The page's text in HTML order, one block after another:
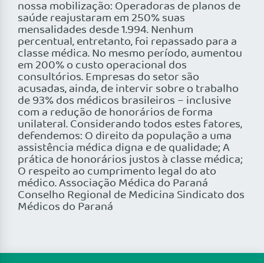
nossa mobilização: Operadoras de planos de
saúde reajustaram em 250% suas
mensalidades desde 1.994. Nenhum
percentual, entretanto, foi repassado para a
classe médica. No mesmo período, aumentou
em 200% o custo operacional dos
consultórios. Empresas do setor são
acusadas, ainda, de intervir sobre o trabalho
de 93% dos médicos brasileiros – inclusive
com a redução de honorários de forma
unilateral. Considerando todos estes fatores,
defendemos: O direito da população a uma
assistência médica digna e de qualidade; A
prática de honorários justos à classe médica;
O respeito ao cumprimento legal do ato
médico. Associação Médica do Paraná
Conselho Regional de Medicina Sindicato dos
Médicos do Paraná